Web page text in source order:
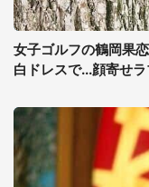
女子ゴルフの鶴岡果
白ドレスで...顔寄せ